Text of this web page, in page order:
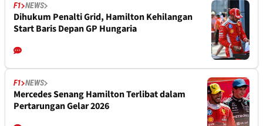
F1 NEWS
Dihukum Penalti Grid, Hamilton Kehilangan
Start Baris Depan GP Hungaria
F1 NEWS
Mercedes Senang Hamilton Terlibat dalam
Pertarungan Gelar 2026